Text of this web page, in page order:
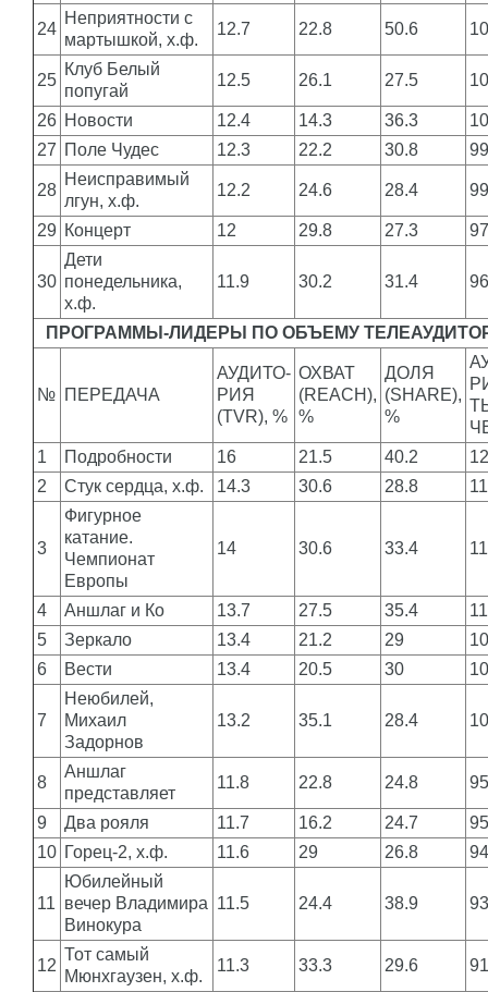
24
Неприятности с
мартышкой, х.ф.
12.7 22.8 50.6
25
Клуб Белый
попугай
12.5 26.1 27.5
26 Новости 12.4 14.3 36.3
27 Поле Чудес 12.3 22.2 30.8
28
Неисправимый
лгун, х.ф.
12.2 24.6 28.4
29 Концерт 12 29.8 27.3
30
Дети
понедельника,
х.ф.
11.9 30.2 31.4
ПРОГРАММЫ-ЛИДЕРЫ ПО ОБЪЕМУ
№ ПЕРЕДАЧА
АУДИТО-
РИЯ
(TVR), %
ОХВАТ
(REACH),
%
ДОЛЯ
(SHARE),
%
1
Подробности 16 21.5 40.2
2
Стук сердца, х.ф. 14.3 30.6 28.8
3
Фигурное
катание.
Чемпионат
Европы
14 30.6 33.4
4 Аншлаг и Ко 13.7 27.5 35.4
5
Зеркало 13.4 21.2 29
6
Вести 13.4 20.5 30
7
Неюбилей,
Михаил
Задорнов
13.2 35.1 28.4
8
Аншлаг
представляет
11.8 22.8 24.8
9 Два рояля 11.7 16.2 24.7
10 Горец-2, х.ф. 11.6 29 26.8
11
Юбилейный
вечер Владимира
Винокура
11.5 24.4 38.9
12
Тот самый
Мюнхгаузен, х.ф.
11.3 33.3 29.6